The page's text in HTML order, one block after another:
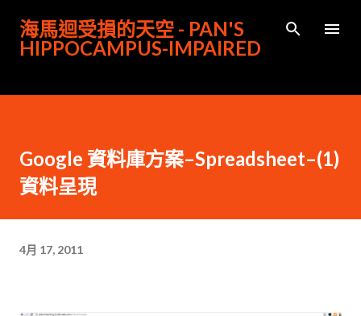
跳到主要內容
海馬迴受損的天空 - PAN'S
HIPPOCAMPUS-IMPAIRED
Google 資料庫方案–Spreadsheet–(1)
資料呈現
4月 17, 2011